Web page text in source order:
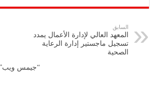
p
y
Li
n
eb
k
tt
nt
at
A
p
gr
السابق
المعهد العالي لإدارة الأعمال يمدد
تسجيل ماجستير إدارة الرعاية
الصحية
“جيمس